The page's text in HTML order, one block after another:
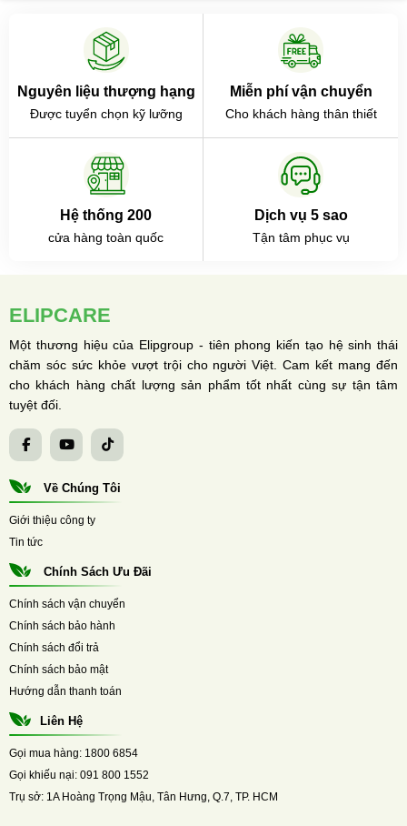
Nguyên liệu thượng hạng
Được tuyển chọn kỹ lưỡng
Miễn phí vận chuyển
Cho khách hàng thân thiết
Hệ thống 200
cửa hàng toàn quốc
Dịch vụ 5 sao
Tận tâm phục vụ
ELIPCARE
Một thương hiệu của Elipgroup - tiên phong kiến tạo hệ sinh thái
chăm sóc sức khỏe vượt trội cho người Việt. Cam kết mang đến
cho khách hàng chất lượng sản phẩm tốt nhất cùng sự tận tâm
tuyệt đối.
Về Chúng Tôi
Giới thiệu công ty
Tin tức
Chính Sách Ưu Đãi
Chính sách vận chuyển
Chính sách bảo hành
Chính sách đổi trả
Chính sách bảo mật
Hướng dẫn thanh toán
Liên Hệ
Gọi mua hàng: 1800 6854
Gọi khiếu nại: 091 800 1552
Trụ sở: 1A Hoàng Trọng Mậu, Tân Hưng, Q.7, TP. HCM